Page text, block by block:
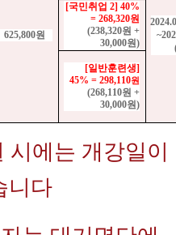
625,800원
[국민취업 2] 40%
= 268,320원
(238,320원 +
30,000원)
[일반훈련생]
45% = 298,110원
(268,110원 +
30,000원)
에는 개강일이
니다